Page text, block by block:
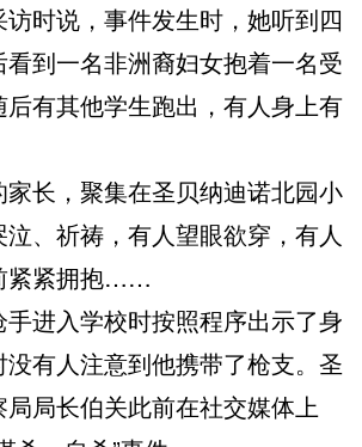
时说，事件发生时，她听到四
到一名非洲裔妇女抱着一名受
有其他学生跑出，有人身上有
长，聚集在圣贝纳迪诺北园小
、祈祷，有人望眼欲穿，有人
紧紧拥抱……
进入学校时按照程序出示了身
有人注意到他携带了枪支。圣
局局长伯关此前在社交媒体上